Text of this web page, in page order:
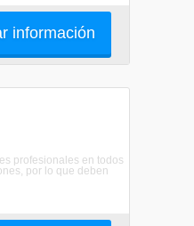
información
profesionales en todos
por lo que deben